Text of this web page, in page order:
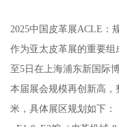
2025中国皮革展ACLE：
作为亚太皮革展的重要组
至5日在上海浦东新国际
本届展会规模再创新高，
米，具体展区规划如下：